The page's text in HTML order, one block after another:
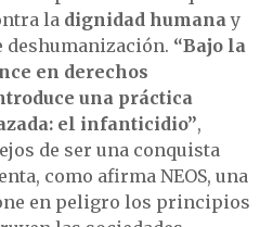
la dignidad humana y
deshumanización. “Bajo la
en derechos
una práctica
el infanticidio”,
de ser una conquista
como afirma NEOS, una
en peligro los principios